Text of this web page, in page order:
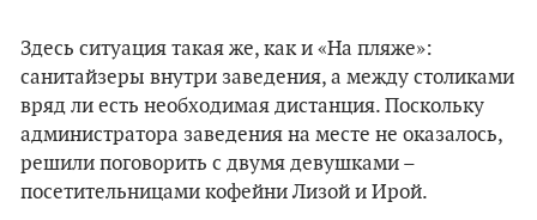
Здесь ситуация такая же, как и «На пляже»:
санитайзеры внутри заведения, а между столиками
вряд ли есть необходимая дистанция. Поскольку
администратора заведения на месте не оказалось,
решили поговорить с двумя девушками –
посетительницами кофейни Лизой и Ирой.